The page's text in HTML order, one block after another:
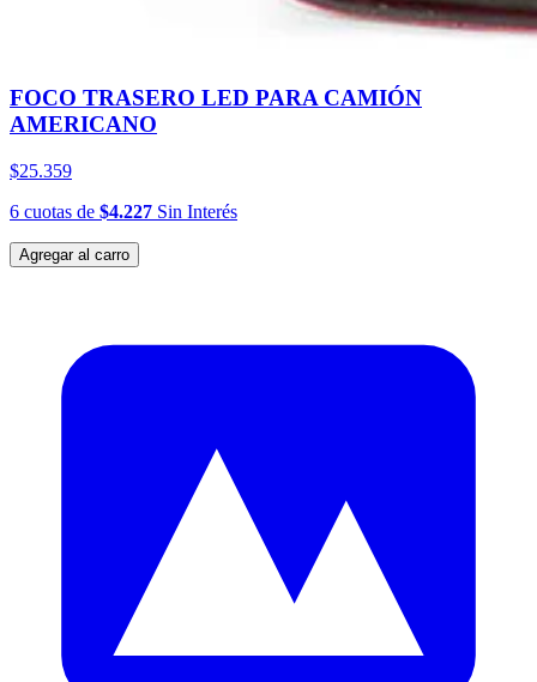
FOCO TRASERO LED PARA CAMIÓN
AMERICANO
$25.359
6 cuotas de $4.227 Sin Interés
Agregar al carro